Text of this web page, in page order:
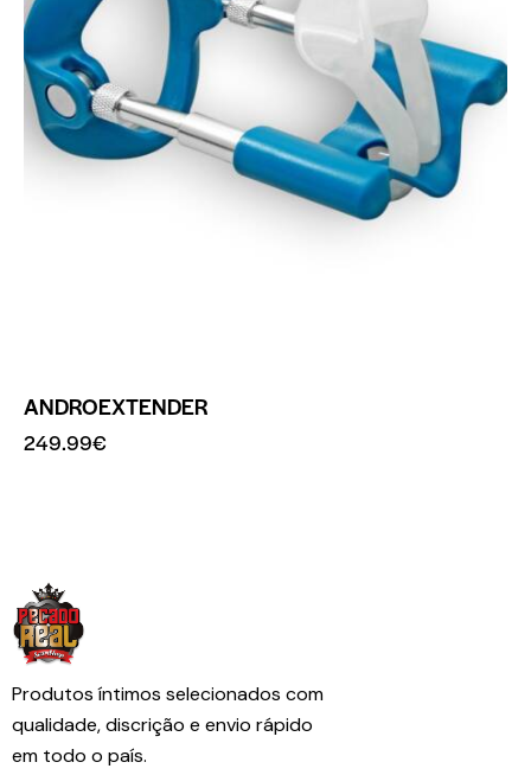
ANDROEXTENDER
249.99€
Produtos íntimos selecionados com
qualidade, discrição e envio rápido
em todo o país.